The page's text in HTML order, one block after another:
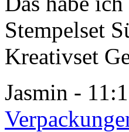
Stempelset
Kreativset
Jasmin -